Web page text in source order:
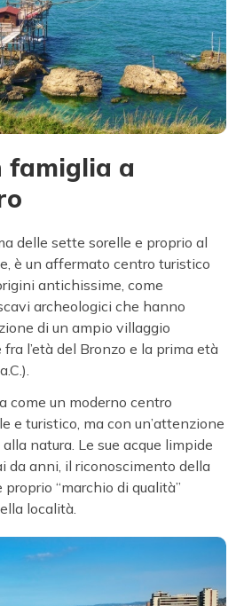
famiglia a
delle sette sorelle e proprio al
è un affermato centro turistico
antichissime, come
archeologici che hanno
di un ampio villaggio
l’età del Bronzo e la prima età
come un moderno centro
e turistico, ma con un’attenzione
natura. Le sue acque limpide
da anni, il riconoscimento della
proprio “marchio di qualità”
località.